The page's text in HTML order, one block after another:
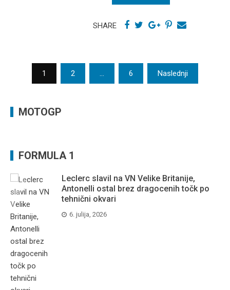
SHARE
Številčenje
prispevkov
1 2 … 6 Naslednji
MOTOGP
FORMULA 1
Leclerc slavil na VN Velike Britanije,
Antonelli ostal brez dragocenih točk po
tehnični okvari
6. julija, 2026